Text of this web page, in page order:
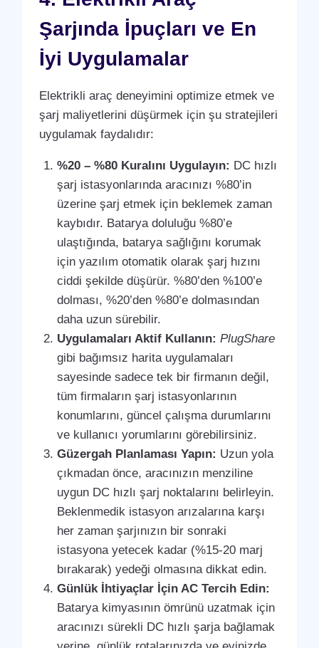
Şarjında İpuçları ve En
İyi Uygulamalar
Elektrikli araç deneyimini optimize etmek ve
şarj maliyetlerini düşürmek için şu stratejileri
uygulamak faydalıdır:
%20 – %80 Kuralını Uygulayın: DC hızlı
şarj istasyonlarında aracınızı %80’in
üzerine şarj etmek için beklemek zaman
kaybıdır. Batarya doluluğu %80’e
ulaştığında, batarya sağlığını korumak
için yazılım otomatik olarak şarj hızını
ciddi şekilde düşürür. %80’den %100’e
dolması, %20’den %80’e dolmasından
daha uzun sürebilir.
Uygulamaları Aktif Kullanın: PlugShare
gibi bağımsız harita uygulamaları
sayesinde sadece tek bir firmanın değil,
tüm firmaların şarj istasyonlarının
konumlarını, güncel çalışma durumlarını
ve kullanıcı yorumlarını görebilirsiniz.
Güzergah Planlaması Yapın: Uzun yola
çıkmadan önce, aracınızın menziline
uygun DC hızlı şarj noktalarını belirleyin.
Beklenmedik istasyon arızalarına karşı
her zaman şarjınızın bir sonraki
istasyona yetecek kadar (%15-20 marj
bırakarak) yedeği olmasına dikkat edin.
Günlük İhtiyaçlar İçin AC Tercih Edin:
Batarya kimyasının ömrünü uzatmak için
aracınızı sürekli DC hızlı şarja bağlamak